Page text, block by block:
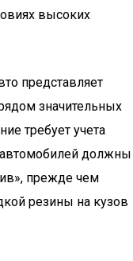
высоких
представляет
значительных
требует учета
должны
прежде чем
резины на кузов